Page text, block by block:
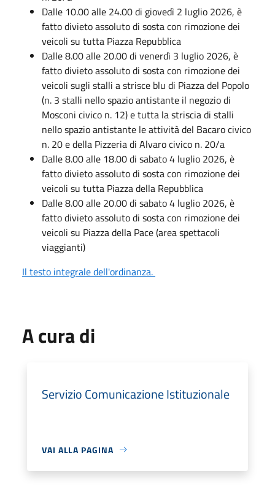
Dalle 10.00 alle 24.00 di giovedì 2 luglio 2026, è
fatto divieto assoluto di sosta con rimozione dei
veicoli su tutta Piazza Repubblica
Dalle 8.00 alle 20.00 di venerdì 3 luglio 2026, è
fatto divieto assoluto di sosta con rimozione dei
veicoli sugli stalli a strisce blu di Piazza del Popolo
(n. 3 stalli nello spazio antistante il negozio di
Mosconi civico n. 12) e tutta la striscia di stalli
nello spazio antistante le attività del Bacaro civico
n. 20 e della Pizzeria di Alvaro civico n. 20/a
Dalle 8.00 alle 18.00 di sabato 4 luglio 2026, è
fatto divieto assoluto di sosta con rimozione dei
veicoli su tutta Piazza della Repubblica
Dalle 8.00 alle 20.00 di sabato 4 luglio 2026, è
fatto divieto assoluto di sosta con rimozione dei
veicoli su Piazza della Pace (area spettacoli
viaggianti)
Il testo integrale dell'ordinanza.
A cura di
Servizio Comunicazione Istituzionale
VAI ALLA PAGINA